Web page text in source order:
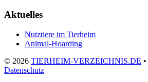
Aktuelles
Nutztiere im Tierheim
Animal-Hoarding
© 2026 TIERHEIM-VERZEICHNIS.DE •
Datenschutz